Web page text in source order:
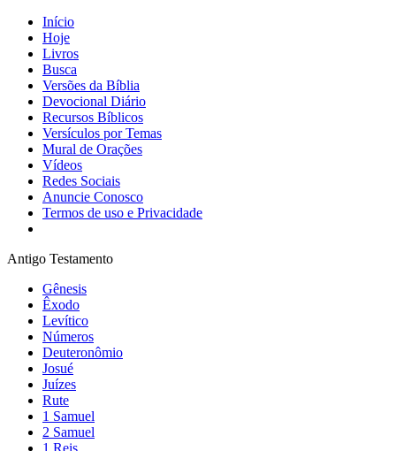
Início
Hoje
Livros
Busca
Versões da Bíblia
Devocional Diário
Recursos Bíblicos
Versículos por Temas
Mural de Orações
Vídeos
Redes Sociais
Anuncie Conosco
Termos de uso e Privacidade
Antigo Testamento
Gênesis
Êxodo
Levítico
Números
Deuteronômio
Josué
Juízes
Rute
1 Samuel
2 Samuel
1 Reis